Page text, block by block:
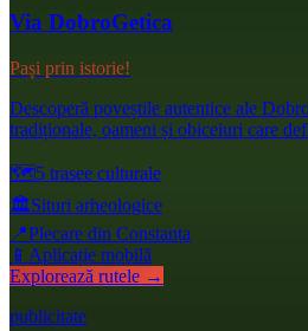
Via DobroGetica
Pași prin istorie!
Descoperă poveștile autentice ale
tradiționale, oameni și obiceiuri care
🗺️5 trasee culturale
🏛️Situri arheologice
📍Plecare din Constanța
📱 Aplicație mobilă
Explorează rutele →
publicitate